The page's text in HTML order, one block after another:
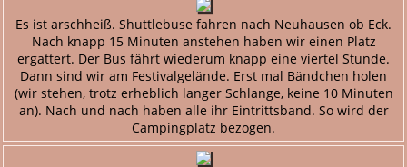
Es ist arschheiß. Shuttlebuse fahren nach Neuhausen ob Eck.
Nach knapp 15 Minuten anstehen haben wir einen Platz
ergattert. Der Bus fährt wiederum knapp eine viertel Stunde.
Dann sind wir am Festivalgelände. Erst mal Bändchen holen
(wir stehen, trotz erheblich langer Schlange, keine 10 Minuten
an). Nach und nach haben alle ihr Eintrittsband. So wird der
Campingplatz bezogen.